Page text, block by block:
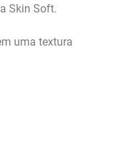
Skin Soft.
uma textura